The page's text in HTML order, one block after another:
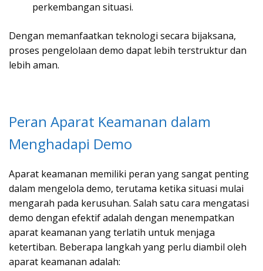
perkembangan situasi.
Dengan memanfaatkan teknologi secara bijaksana,
proses pengelolaan demo dapat lebih terstruktur dan
lebih aman.
Peran Aparat Keamanan dalam
Menghadapi Demo
Aparat keamanan memiliki peran yang sangat penting
dalam mengelola demo, terutama ketika situasi mulai
mengarah pada kerusuhan. Salah satu cara mengatasi
demo dengan efektif adalah dengan menempatkan
aparat keamanan yang terlatih untuk menjaga
ketertiban. Beberapa langkah yang perlu diambil oleh
aparat keamanan adalah: